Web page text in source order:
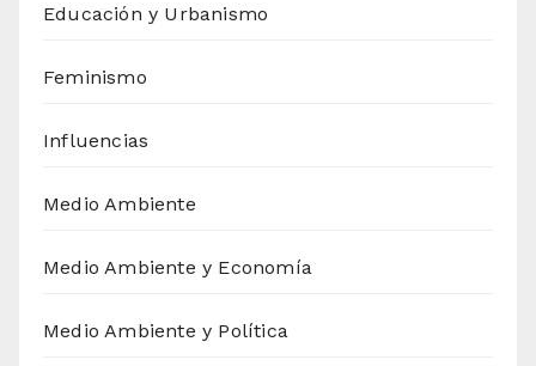
Educación y Urbanismo
Feminismo
Influencias
Medio Ambiente
Medio Ambiente y Economía
Medio Ambiente y Política